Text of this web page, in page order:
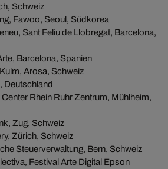
Schweiz
Fawoo, Seoul, Südkorea
Sant Feliu de Llobregat, Barcelona,
Barcelona, Spanien
Arosa, Schweiz
Deutschland
Rhein Ruhr Zentrum, Mühlheim,
Zug, Schweiz
Zürich, Schweiz
Steuerverwaltung, Bern, Schweiz
Festival Arte Digital Epson